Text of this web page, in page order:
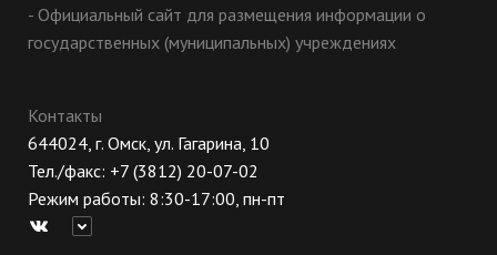
- Официальный сайт для размещения информации о
государственных (муниципальных) учреждениях
Контакты
644024, г. Омск, ул. Гагарина, 10
Тел./факс: +7 (3812) 20-07-02
Режим работы: 8:30-17:00, пн-пт